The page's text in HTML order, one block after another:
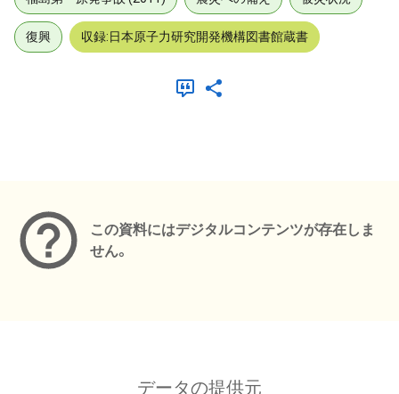
復興 収録:日本原子力研究開発機構図書館蔵書
この資料にはデジタルコンテンツが存在しま
せん。
データの提供元